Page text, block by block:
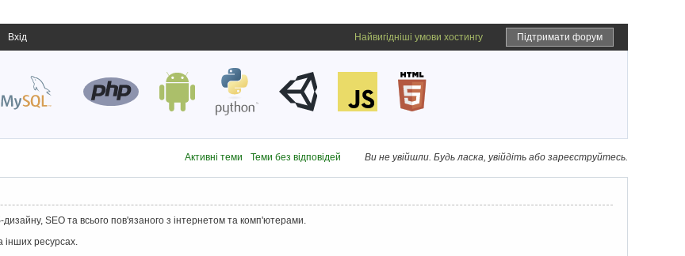
Вхід Підтримати форум
Найвигідніші умови хостингу
Ви не увійшли. Будь ласка, увійдіть або зареєструйтесь.
Активні теми Теми без відповідей
SEO та всього пов'язаного з інтернетом та комп'ютерами.
ресурсах.